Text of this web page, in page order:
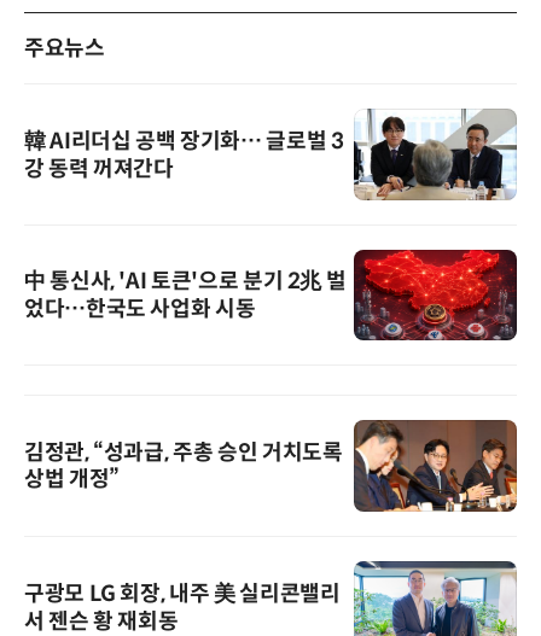
주요뉴스
韓 AI리더십 공백 장기화… 글로벌 3
강 동력 꺼져간다
中 통신사, 'AI 토큰'으로 분기 2兆 벌
었다…한국도 사업화 시동
김정관, “성과급, 주총 승인 거치도록
상법 개정”
구광모 LG 회장, 내주 美 실리콘밸리
서 젠슨 황 재회동